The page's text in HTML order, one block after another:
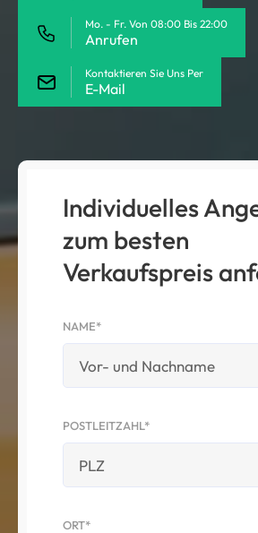
Mo. - Fr. Von 08:00 Bis 22:00
Anrufen
Kontaktieren Sie Uns Per
E-Mail
Individuelles
zum besten
Verkaufspreis
NAME*
POSTLEITZAHL*
ORT*